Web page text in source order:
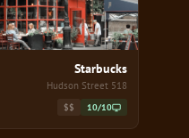
Starbucks
518 Hudson Street
10/10
$$